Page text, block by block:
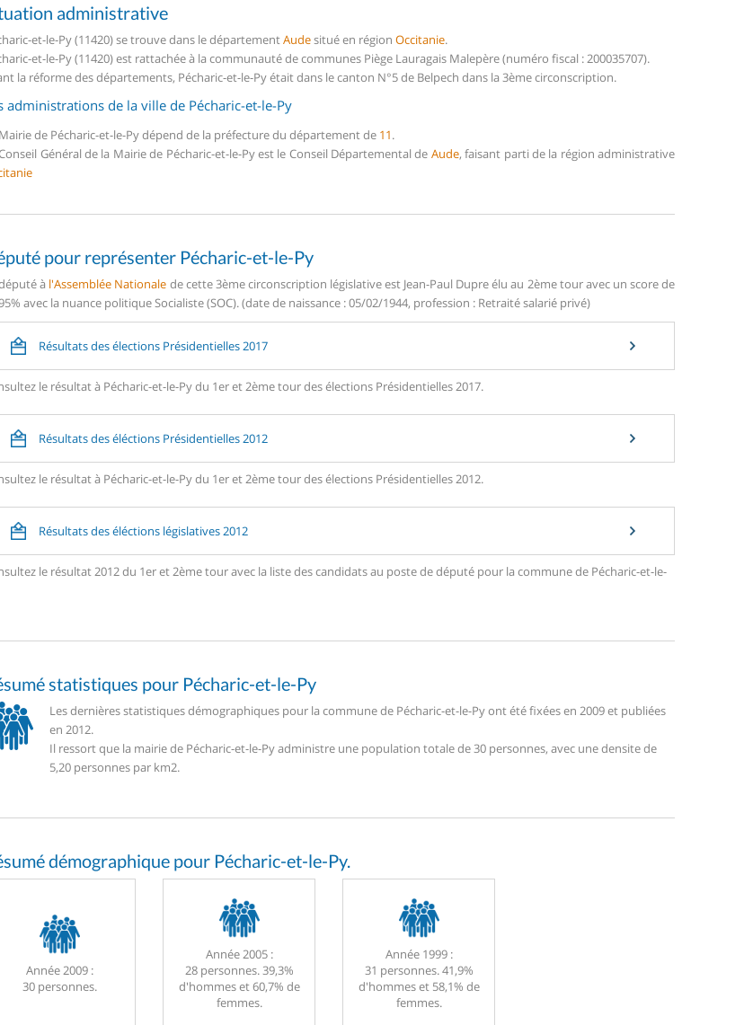
administrative
et-le-Py (11420) se trouve dans le départementAudesitué en région Occitanie.
et-le-Py (11420) est rattachée à la communauté de communes Piège Lauragais Malepère (numéro fiscal : 200035707).
la réforme des départements, Pécharic-et-le-Py était dans le canton N°5 de Belpech dans la 3ème circonscription.
administrations de la ville de Pécharic-et-le-Py
de Pécharic-et-le-Py dépend de la préfecture du département de 11.
Général de la Mairie de Pécharic-et-le-Py est le Conseil Départemental de Aude, faisant parti de la région administrative
pour représenter Pécharic-et-le-Py
à l'Assemblée Nationale de cette 3ème circonscription législative est Jean-Paul Dupre élu au 2ème tour avec un score de
avec la nuance politique Socialiste (SOC). (date de naissance : 05/02/1944, profession : Retraité salarié privé)
Résultats des élections Présidentielles 2017
le résultat à Pécharic-et-le-Py du 1er et 2ème tour des élections Présidentielles 2017.
Résultats des éléctions Présidentielles 2012
le résultat à Pécharic-et-le-Py du 1er et 2ème tour des élections Présidentielles 2012.
Résultats des éléctions législatives 2012
le résultat 2012 du 1er et 2ème tour avec la liste des candidats au poste de député pour la commune de Pécharic-et-le-
statistiques pour Pécharic-et-le-Py
Les dernières statistiques démographiques pour la commune de Pécharic-et-le-Py ont été fixées en 2009 et publiées
en 2012.
Il ressort que la mairie de Pécharic-et-le-Py administre une population totale de 30 personnes, avec une densite de
5,20 personnes par km2.
démographique pour Pécharic-et-le-Py.
Année 2009 :
30 personnes.
Année 2005 :
28 personnes. 39,3%
d'hommes et 60,7% de
femmes.
Année 1999 :
31 personnes. 41,9%
d'hommes et 58,1% de
femmes.